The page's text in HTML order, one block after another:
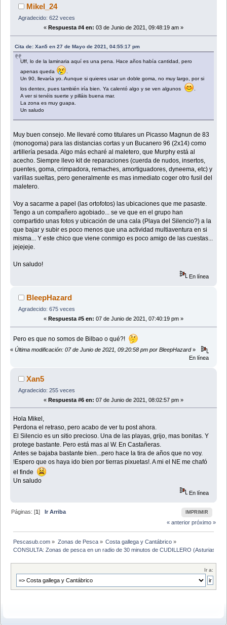
Mikel_24
Agradecido: 622 veces
« Respuesta #4 en: 03 de Junio de 2021, 09:48:19 am »
Cita de: Xan5 en 27 de Mayo de 2021, 04:55:17 pm
Uff, lo de la laminaria aquí es una pena. Hace años había cantidad, pero
apenas queda
Un 90, llevaría yo. Aunque si quieres usar un doble goma, no muy largo, por si
los dentex, pues también iría bien. Ya calentó algo y se ven algunos
A ver si tenéis suerte y pilláis buena mar.
La zona es muy guapa.
Un saludo
Muy buen consejo. Me llevaré como titulares un Picasso Magnun de 83
(monogoma) para las distancias cortas y un Bucanero 96 (2x14) como
artillería pesada. Algo más echaré al maletero, que Murphy está al
acecho. Siempre llevo kit de reparaciones (cuerda de nudos, insertos,
puentes, goma, crimpadora, remaches, amortiguadores, dyneema, etc) y
varillas sueltas, pero generalmente es mas inmediato coger otro fusil del
maletero.
Voy a sacarme a papel (las ortofotos) las ubicaciones que me pasaste.
Tengo a un compañero agobiado... se ve que en el grupo han
compartido unas fotos y ubicación de una cala (Playa del Silencio?) a la
que bajar y subir es poco menos que una actividad multiaventura en si
misma... Y este chico que viene conmigo es poco amigo de las cuestas...
jejejeje.
Un saludo!
En línea
BleepHazard
Agradecido: 675 veces
« Respuesta #5 en: 07 de Junio de 2021, 07:40:19 pm »
Pero es que no somos de Bilbao o qué?!
« Última modificación: 07 de Junio de 2021, 09:20:58 pm por BleepHazard»
En línea
Xan5
Agradecido: 255 veces
« Respuesta #6 en: 07 de Junio de 2021, 08:02:57 pm »
Hola Mikel,
Perdona el retraso, pero acabo de ver tu post ahora.
El Silencio es un sitio precioso. Una de las playas, grijo, mas bonitas. Y
protege bastante. Pero está mas al W. En Castañeras.
Antes se bajaba bastante bien...pero hace la tira de años que no voy.
!Espero que os haya ido bien por tierras pixuetas!. A mi el NE me chafó
el finde
Un saludo
En línea
IMPRIMIR
Páginas: [1]Ir Arriba
« anterior próximo »
Pescasub.com » Zonas de Pesca» Costa gallega y Cantábrico»
CONSULTA: Zonas de pesca en un radio de 30 minutos de CUDILLERO (Asturias)
Ir a: